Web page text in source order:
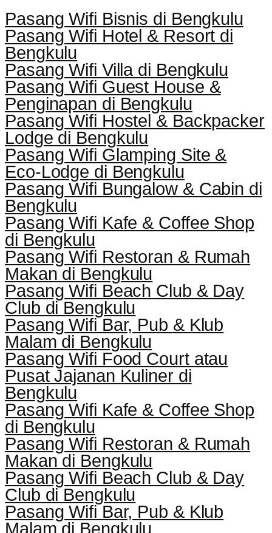
Pasang Wifi Bisnis di Bengkulu
Pasang Wifi Hotel & Resort di
Bengkulu
Pasang Wifi Villa di Bengkulu
Pasang Wifi Guest House &
Penginapan di Bengkulu
Pasang Wifi Hostel & Backpacker
Lodge di Bengkulu
Pasang Wifi Glamping Site &
Eco-Lodge di Bengkulu
Pasang Wifi Bungalow & Cabin di
Bengkulu
Pasang Wifi Kafe & Coffee Shop
di Bengkulu
Pasang Wifi Restoran & Rumah
Makan di Bengkulu
Pasang Wifi Beach Club & Day
Club di Bengkulu
Pasang Wifi Bar, Pub & Klub
Malam di Bengkulu
Pasang Wifi Food Court atau
Pusat Jajanan Kuliner di
Bengkulu
Pasang Wifi Kafe & Coffee Shop
di Bengkulu
Pasang Wifi Restoran & Rumah
Makan di Bengkulu
Pasang Wifi Beach Club & Day
Club di Bengkulu
Pasang Wifi Bar, Pub & Klub
Malam di Bengkulu